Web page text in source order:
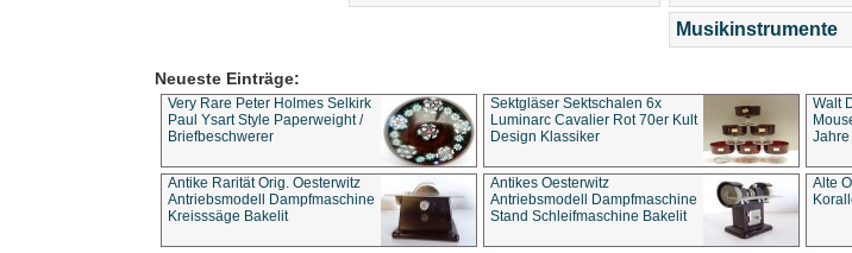
Musikinstrumente
Neueste Einträge:
Very Rare Peter Holmes Selkirk
Paul Ysart Style Paperweight /
Briefbeschwerer
Sektgläser Sektschalen 6x
Luminarc Cavalier Rot 70er Kult
Design Klassiker
Walt
Jahre
Antike Rarität Orig. Oesterwitz
Antriebsmodell Dampfmaschine
Kreisssäge Bakelit
Antikes Oesterwitz
Antriebsmodell Dampfmaschine
Stand Schleifmaschine Bakelit
Alte